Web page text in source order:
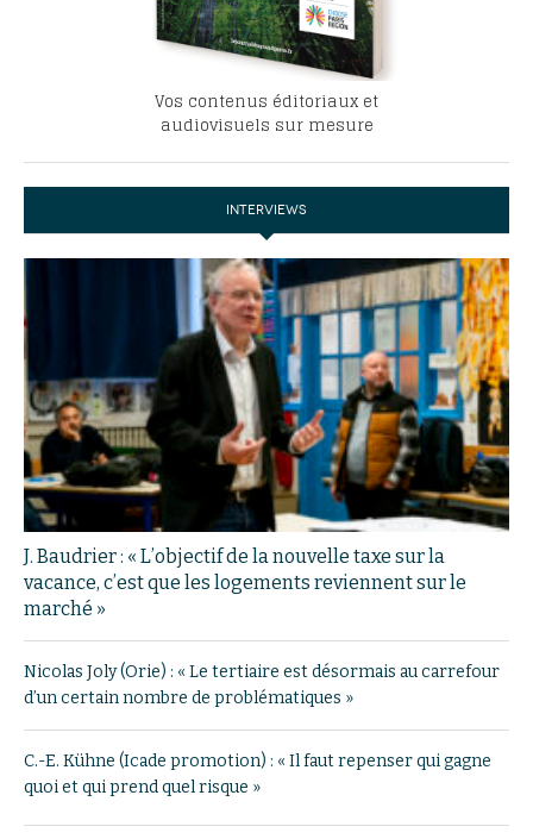
Vos contenus éditoriaux et
audiovisuels sur mesure
INTERVIEWS
J. Baudrier : « L’objectif de la nouvelle taxe sur la
vacance, c’est que les logements reviennent sur le
marché »
Nicolas Joly (Orie) : « Le tertiaire est désormais au carrefour
d’un certain nombre de problématiques »
C.-E. Kühne (Icade promotion) : « Il faut repenser qui gagne
quoi et qui prend quel risque »